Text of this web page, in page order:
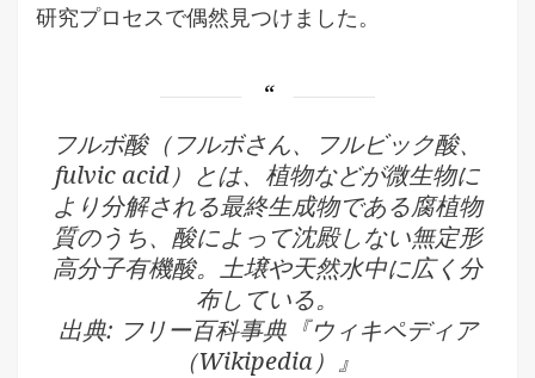
研究プロセスで偶然見つけました。
フルボ酸（フルボさん、フルビック酸、
fulvic acid）とは、植物などが微生物に
より分解される最終生成物である腐植物
質のうち、酸によって沈殿しない無定形
高分子有機酸。土壌や天然水中に広く分
布している。
出典: フリー百科事典『ウィキペディア
（Wikipedia）』